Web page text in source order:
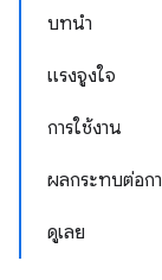
บทนำ
แรงจูงใจ
การใช้งาน
ผลกระทบต่อกา
ดูเลย